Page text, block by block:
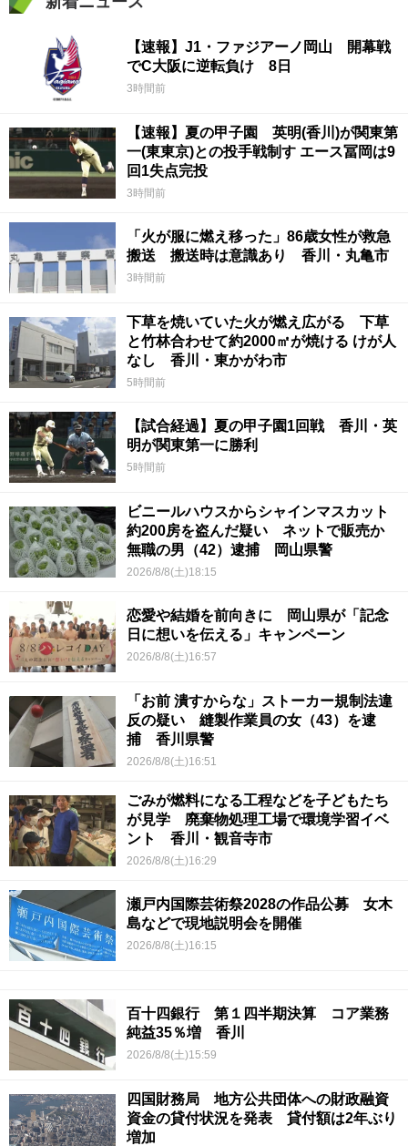
【速報】J1・ファジアーノ岡山 開幕戦
でC大阪に逆転負け 8日
3時間前
【速報】夏の甲子園 英明(香川)が関東第
一(東東京)との投手戦制す エース冨岡は9
回1失点完投
3時間前
「火が服に燃え移った」86歳女性が救急
搬送 搬送時は意識あり 香川・丸亀市
3時間前
下草を焼いていた火が燃え広がる 下草
と竹林合わせて約2000㎡が焼ける けが人
なし 香川・東かがわ市
5時間前
【試合経過】夏の甲子園1回戦 香川・英
明が関東第一に勝利
5時間前
ビニールハウスからシャインマスカット
約200房を盗んだ疑い ネットで販売か
無職の男（42）逮捕 岡山県警
2026/8/8(土)18:15
恋愛や結婚を前向きに 岡山県が「記念
日に想いを伝える」キャンペーン
2026/8/8(土)16:57
「お前 潰すからな」ストーカー規制法違
反の疑い 縫製作業員の女（43）を逮
捕 香川県警
2026/8/8(土)16:51
ごみが燃料になる工程などを子どもたち
が見学 廃棄物処理工場で環境学習イベ
ント 香川・観音寺市
2026/8/8(土)16:29
瀬戸内国際芸術祭2028の作品公募 女木
島などで現地説明会を開催
2026/8/8(土)16:15
百十四銀行 第１四半期決算 コア業務
純益35％増 香川
2026/8/8(土)15:59
四国財務局 地方公共団体への財政融資
資金の貸付状況を発表 貸付額は2年ぶり
増加